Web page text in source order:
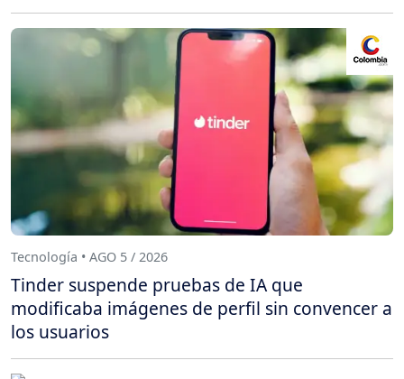
Tecnología • AGO 5 / 2026
Tinder suspende pruebas de IA que
modificaba imágenes de perfil sin convencer a
los usuarios